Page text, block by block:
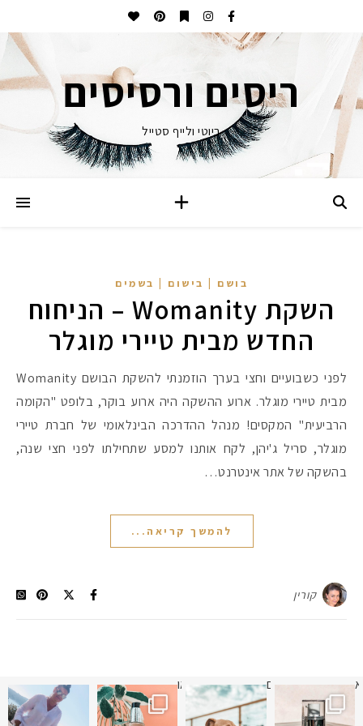
ריסים ורסיסים
ביוטי ולייף סטייל
בושם | בישום | בשמים
השקת Womanity – הניחוח
החדש מבית טיירי מוגלר
לפני כשבועיים וחצי בערך הוזמנתי להשקת הבושם Womanity
מבית טיירי מוגלר. ארוע ההשקה היה ארוע בוקר, בלופט "הקומה
הרביעית" המקסים! מנהל ההדרכה הבינלאומי של חברת טיירי
מוגלר, סריל ג'יהן, לקח אותנו למסע שתחילתו לפני חצי שנה,
בהשקה של אתר אינטרנט…
להמשך קריאה...
קורין
תמונה כבר חודשיים
איזו אהבתם יותר? הראשונה או